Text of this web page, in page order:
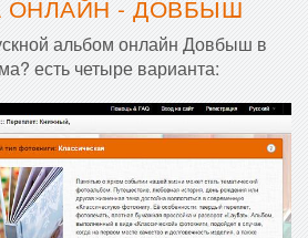
ОНЛАЙН - ДОВБЫШ
альбом онлайн Довбыш в
есть четыре варианта: